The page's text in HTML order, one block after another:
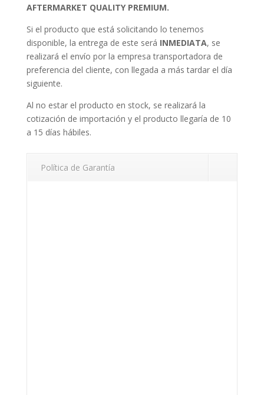
AFTERMARKET QUALITY PREMIUM.
Si el producto que está solicitando lo tenemos
disponible, la entrega de este será INMEDIATA, se
realizará el envío por la empresa transportadora de
preferencia del cliente, con llegada a más tardar el día
siguiente.
Al no estar el producto en stock, se realizará la
cotización de importación y el producto llegaría de 10
a 15 días hábiles.
Política de Garantía